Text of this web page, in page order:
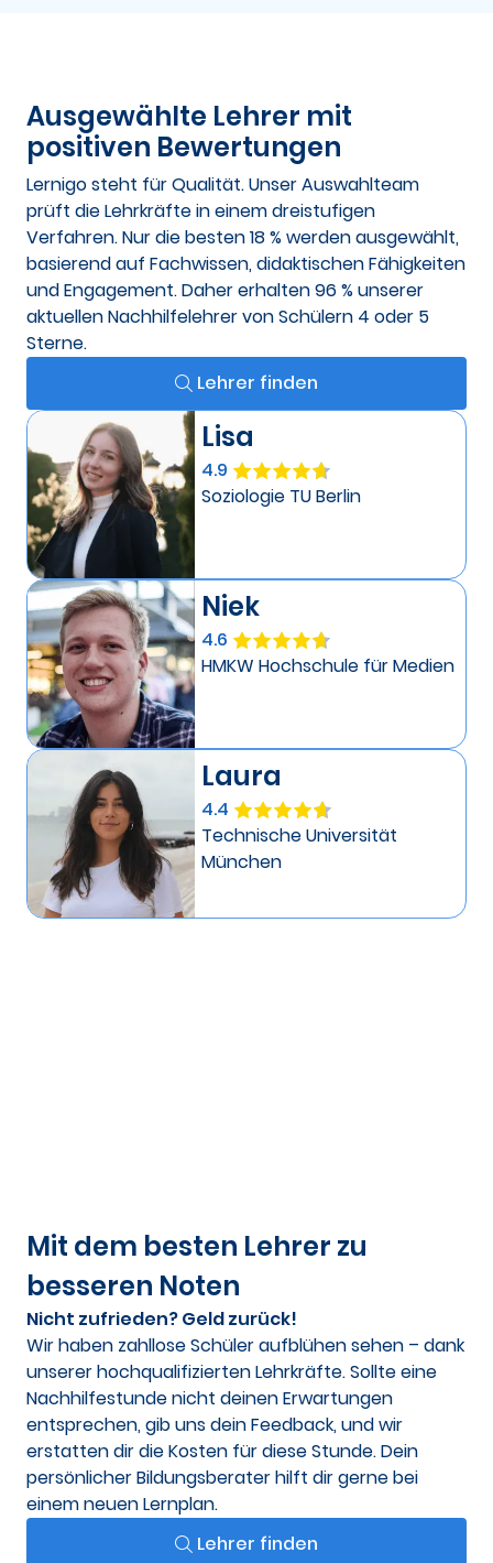
Ausgewählte Lehrer mit
positiven Bewertungen
Lernigo steht für Qualität. Unser Auswahlteam
prüft die Lehrkräfte in einem dreistufigen
Verfahren. Nur die besten 18 % werden ausgewählt,
basierend auf Fachwissen, didaktischen Fähigkeiten
und Engagement. Daher erhalten 96 % unserer
aktuellen Nachhilfelehrer von Schülern 4 oder 5
Sterne.
Lehrer finden
Lisa
4.9
Soziologie TU Berlin
Niek
4.6
HMKW Hochschule für Medien
Laura
4.4
Technische Universität
München
Mit dem besten Lehrer zu
besseren Noten
Nicht zufrieden? Geld zurück!
Wir haben zahllose Schüler aufblühen sehen – dank
unserer hochqualifizierten Lehrkräfte. Sollte eine
Nachhilfestunde nicht deinen Erwartungen
entsprechen, gib uns dein Feedback, und wir
erstatten dir die Kosten für diese Stunde. Dein
persönlicher Bildungsberater hilft dir gerne bei
einem neuen Lernplan.
Lehrer finden